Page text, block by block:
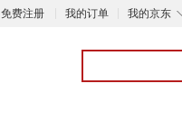
免费注册 我的订单 我的京东